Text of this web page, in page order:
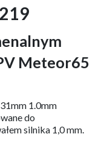
Meteor65
1.0mm
do
silnika 1,0 mm.